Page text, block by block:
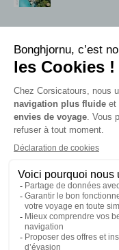
Navettes Citadina
Alerte méduse
Autocars rapides bleus
Nos